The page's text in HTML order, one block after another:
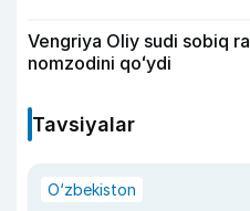
Vengriya Oliy sudi sobiq
nomzodini qoʻydi
Tavsiyalar
O‘zbekiston